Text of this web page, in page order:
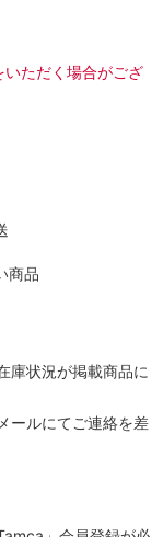
ただく場合がござ
商品
庫状況が掲載商品に
ールにてご連絡を差